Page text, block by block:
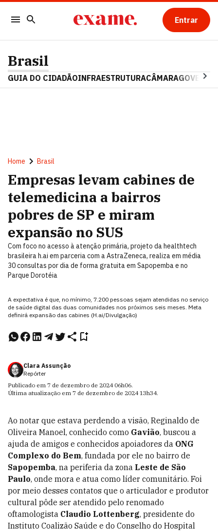
Entrar
Brasil
GUIA DO CIDADÃOINFRAESTRUTURACÂMARAGOVERNO
Home Brasil
Empresas levam cabines de
telemedicina a bairros
pobres de SP e miram
expansão no SUS
Com foco no acesso à atenção primária, projeto da healthtech
brasileira h.ai em parceria com a AstraZeneca, realiza em média
30 consultas por dia de forma gratuita em Sapopemba e no
Parque Dorotéia
A expectativa é que, no mínimo, 7.200 pessoas sejam atendidas no serviço
de saúde digital das duas comunidades nos próximos seis meses. Meta
definirá expansão das cabines (H.ai/Divulgação)
Clara Assunção
Repórter
Publicado em 7 de dezembro de 2024 06h06.
Última atualização em 7 de dezembro de 2024 13h34.
Ao notar que estava perdendo a visão, Reginaldo de
Oliveira Manoel, conhecido como Gavião, buscou a
ajuda de amigos e conhecidos apoiadores da ONG
Complexo do Bem, fundada por ele no bairro de
Sapopemba, na periferia da zona Leste de São
Paulo, onde mora e atua como líder comunitário. Foi
por meio desses contatos que o articulador e produtor
cultural pôde ser atendido pelo renomado
oftamologista Claudio Lottenberg, presidente do
Instituto Coalizão Saúde e do Conselho do Hospital